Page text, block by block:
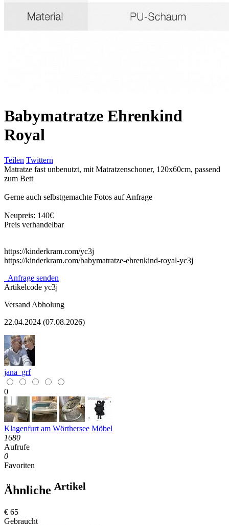
Babymatratze Ehrenkind
Royal
Teilen Twittern
Matratze fast unbenutzt, mit Matratzenschoner, 120x60cm, passend
zum Bett
Gerne auch selbstgemachte Fotos auf Anfrage
Neupreis: 140€
Preis verhandelbar
https://kinderkram.com/yc3j
https://kinderkram.com/babymatratze-ehrenkind-royal-yc3j
Anfrage senden
Artikelcode yc3j
Versand Abholung
22.04.2024 (07.08.2026)
jana_grf
0
Klagenfurt am Wörthersee Möbel
1680
Aufrufe
0
Favoriten
Ähnliche Artikel
€ 65
Gebraucht